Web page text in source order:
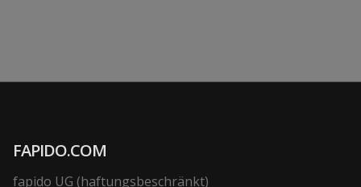
FAPIDO.COM
fapido UG (haftungsbeschränkt)